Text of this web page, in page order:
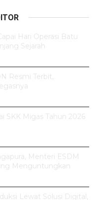
Hari Operasi Batu
Sejarah
Resmi Terbit,
SKK Migas Tahun 2026
Menteri ESDM
Menguntungkan
Lewat Solusi Digital,